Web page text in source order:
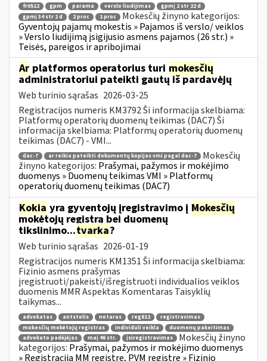
fr0512 gpm parama verslo liudijimas
gpmį 2 str 22 d
gpmį 34 str 2 d
2 proc 1 proc
Mokesčių žinyno kategorijos:
Gyventojų pajamų mokestis » Pajamos iš verslo/ veiklos
» Verslo liudijimą įsigijusio asmens pajamos (26 str.) »
Teisės, pareigos ir apribojimai
Ar platformos operatorius turi mokesčių
administratoriui pateikti gautų iš pardavėjų
Web turinio sąrašas 2026-03-25
Registracijos numeris KM3792 Ši informacija skelbiama:
Platformų operatorių duomenų teikimas (DAC7) Ši
informacija skelbiama: Platformų operatorių duomenų
teikimas (DAC7) - VMI...
dac-7 ar reikia pateikti dokumentų kopijas vmi pagal dac-7
Mokesčių
žinyno kategorijos: Prašymai, pažymos ir mokėjimo
duomenys » Duomenų teikimas VMI » Platformų
operatorių duomenų teikimas (DAC7)
Kokia yra gyventojų įregistravimo į Mokesčių
mokėtojų registrą bei duomenų
tikslinimo...tvarka?
Web turinio sąrašas 2026-01-19
Registracijos numeris KM1351 Ši informacija skelbiama:
Fizinio asmens prašymas
įregistruoti/pakeisti/išregistruoti individualios veiklos
duomenis MMR Aspektas Komentaras Taisyklių
taikymas...
advokatas antstolis notaras reg812
registravimas
mokesčių mokėtojų registras
individuli veikla
duomenų pakeitimas
advokato padėjėjas
maį 46 str. įsiregistravimas
Mokesčių žinyno
kategorijos: Prašymai, pažymos ir mokėjimo duomenys
» Registracija MM registre, PVM registre » Fizinio